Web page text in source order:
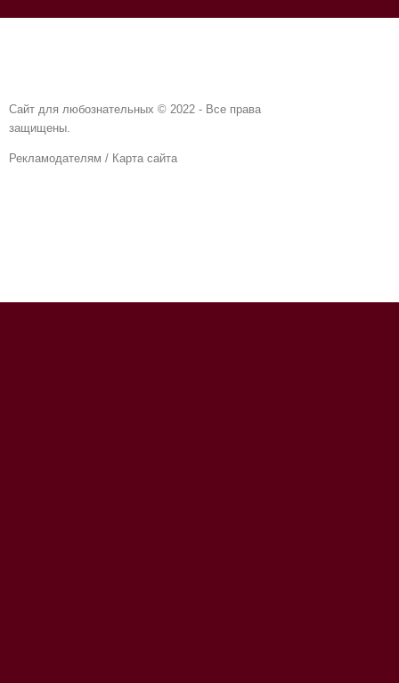
Сайт для любознательных © 2022 - Все права
защищены.
Рекламодателям / Карта сайта